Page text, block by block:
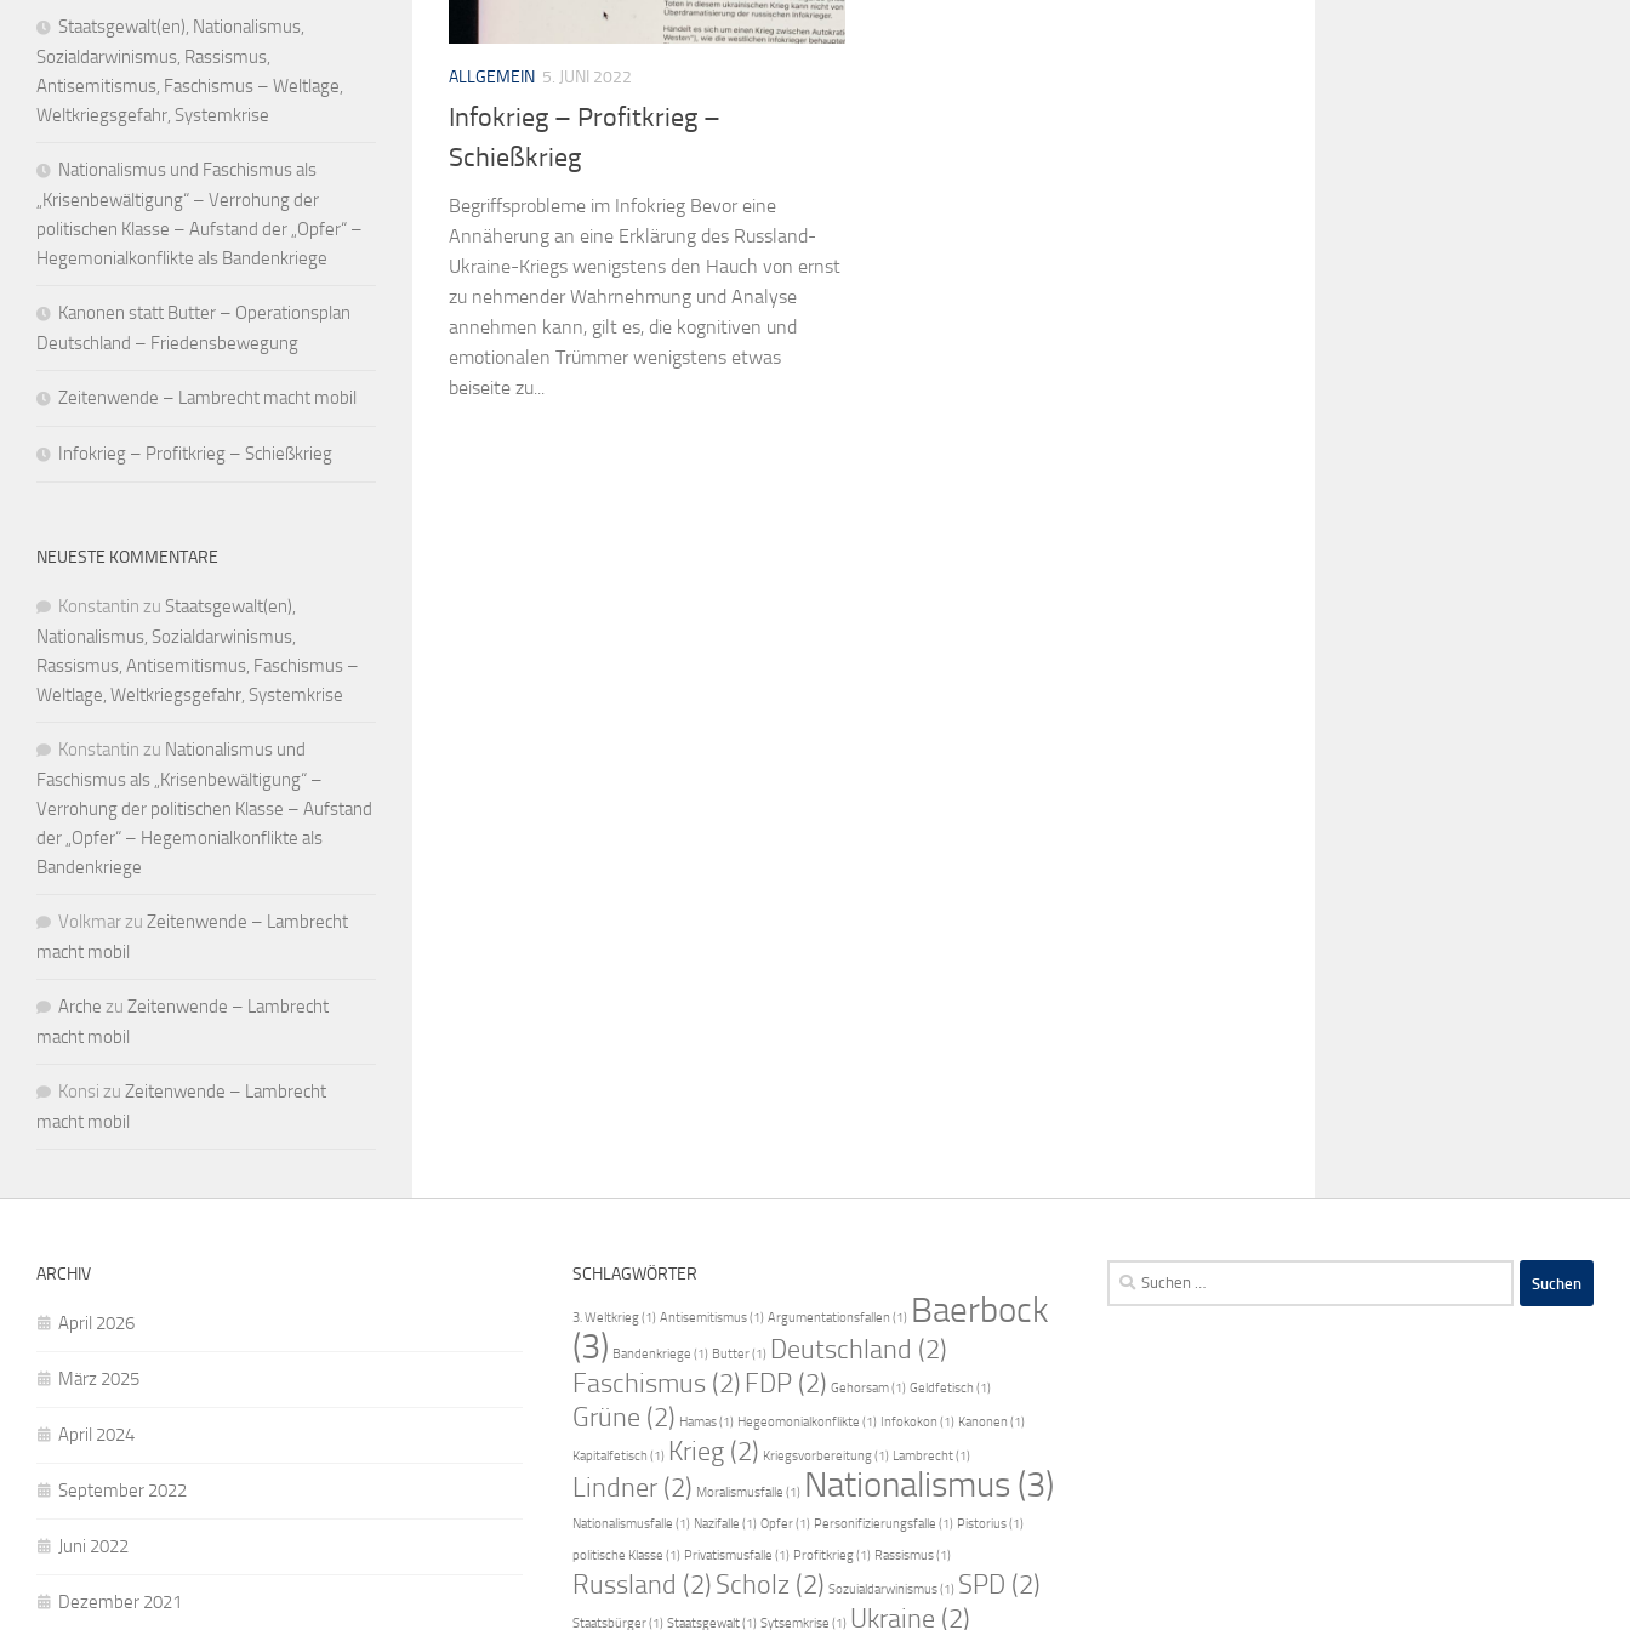
ALLGEMEIN 5. JUNI 2022
Infokrieg – Profitkrieg –
Schießkrieg
Begriffsprobleme im Infokrieg Bevor eine
Annäherung an eine Erklärung des Russland-
Ukraine-Kriegs wenigstens den Hauch von ernst
zu nehmender Wahrnehmung und Analyse
annehmen kann, gilt es, die kognitiven und
emotionalen Trümmer wenigstens etwas
beiseite zu...
Staatsgewalt(en), Nationalismus,
Sozialdarwinismus, Rassismus,
Antisemitismus, Faschismus – Weltlage,
Weltkriegsgefahr, Systemkrise
Nationalismus und Faschismus als
„Krisenbewältigung“ – Verrohung der
politischen Klasse – Aufstand der „Opfer“ –
Hegemonialkonflikte als Bandenkriege
Kanonen statt Butter – Operationsplan
Deutschland – Friedensbewegung
Zeitenwende – Lambrecht macht mobil
Infokrieg – Profitkrieg – Schießkrieg
NEUESTE KOMMENTARE
Konstantin zu Staatsgewalt(en),
Nationalismus, Sozialdarwinismus,
Rassismus, Antisemitismus, Faschismus –
Weltlage, Weltkriegsgefahr, Systemkrise
Konstantin zu Nationalismus und
Faschismus als „Krisenbewältigung“ –
Verrohung der politischen Klasse – Aufstand
der „Opfer“ – Hegemonialkonflikte als
Bandenkriege
Volkmarzu Zeitenwende – Lambrecht
macht mobil
Arche zu Zeitenwende – Lambrecht
macht mobil
Konsi zu Zeitenwende – Lambrecht
macht mobil
ARCHIV
April 2026
März 2025
April 2024
September 2022
Juni 2022
Dezember 2021
SCHLAGWÖRTER
3. Weltkrieg(1) Antisemitismus(1) Argumentationsfallen (1) Baerbock
(3) Bandenkriege (1) Butter(1) Deutschland (2)
Faschismus (2) FDP(2) Gehorsam(1) Geldfetisch (1)
Grüne (2) Hamas(1) Hegeomonialkonflikte (1) Infokokon (1) Kanonen (1)
Kapitalfetisch (1) Krieg(2) Kriegsvorbereitung(1) Lambrecht(1)
Lindner(2) Moralismusfalle (1) Nationalismus (3)
Nationalismusfalle (1) Nazifalle (1) Opfer(1) Personifizierungsfalle (1) Pistorius(1)
politische Klasse (1) Privatismusfalle (1) Profitkrieg(1) Rassismus(1)
Russland (2)Scholz (2) Sozuialdarwinismus(1) SPD (2)
Staatsbürger(1) Staatsgewalt(1) Sytsemkrise (1) Ukraine (2)
Suchen
nach: